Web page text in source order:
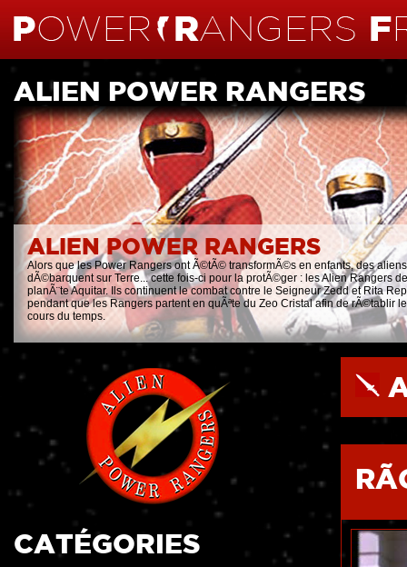
ALIEN POWER RANGERS
ALIEN POWER RANGERS
Alors que les Power Rangers ont Ã©tÃ© transformÃ©s en enfants, des aliens
dÃ©barquent sur Terre... cette fois-ci pour la protÃ©ger : les Alien Rangers
planÃ¨te Aquitar. Ils continuent le combat contre le Seigneur Zedd et Rita
pendant que les Rangers partent en quÃªte du Zeo Cristal afin de rÃ©tablir le
cours du temps.
CATÉGORIES